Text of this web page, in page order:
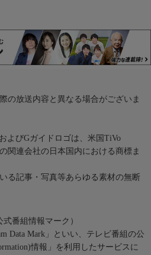
の放送内容と異なる場合がございま
よびGガイドロゴは、米国TiVo
関連会社の日本国内における商標ま
る記事・写真等あらゆる素材の無断
番組情報マーク）
Data Mark」といい、テレビ番組の公
情報」を利用したサービスに